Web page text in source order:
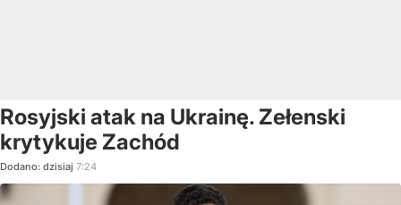
Rosyjski atak na Ukrainę. Zełenski
krytykuje Zachód
Dodano: dzisiaj 7:24